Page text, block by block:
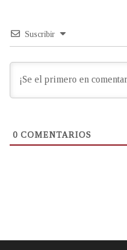
Suscribir
0 COMENTARIOS